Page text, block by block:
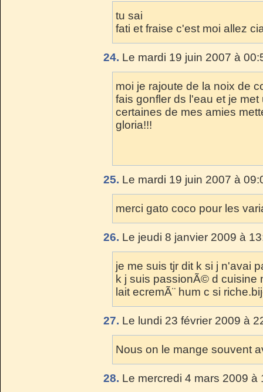
tu sai
fati et fraise c'est moi allez
24. Le mardi 19 juin 2007 à
moi je rajoute de la noix de
fais gonfler ds l'eau et je
certaines de mes amies
gloria!!!
25. Le mardi 19 juin 2007 à
merci gato coco pour les
26. Le jeudi 8 janvier 2009 à
je me suis tjr dit k si j n'avai
k j suis passionÃ© d cuisine
lait ecremÃ¨ hum c si
27. Le lundi 23 février 2009 à
Nous on le mange souvent
28. Le mercredi 4 mars 2009